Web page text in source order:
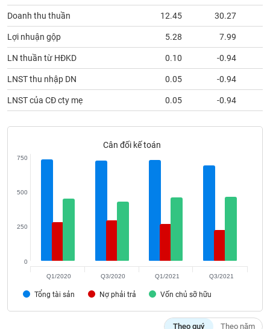
Doanh thu thuần 12.45 30.27
Lợi nhuận gộp 5.28 7.99
LN thuần từ HĐKD 0.10 -0.94
LNST thu nhập DN 0.05 -0.94
LNST của CĐ cty mẹ 0.05 -0.94
Cân đối kế toán
Tổng tài sản Nợ phải trả Vốn chủ sỡ hữu
0
250
500
750
Q1/2020 Q3/2020 Q1/2021 Q3/2021
Theo quý Theo năm
TIỆN
BẤT
chứng
Lãnh
Tất cả Người nội bộ Người liên quan Cổ đông lớn